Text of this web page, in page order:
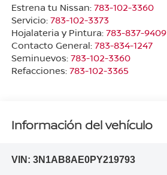
Estrena tu Nissan: 783-102-3360
Servicio: 783-102-3373
Hojalateria y Pintura: 783-837-9409
Contacto General: 783-834-1247
Seminuevos: 783-102-3360
Refacciones: 783-102-3365
Información del vehículo
VIN: 3N1AB8AE0PY219793